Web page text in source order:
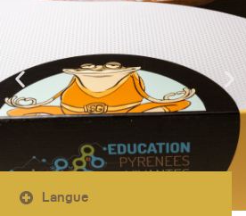
Langue